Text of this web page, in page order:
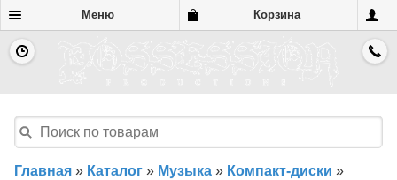
Меню Корзина
Главная » Каталог » Музыка » Компакт-диски »